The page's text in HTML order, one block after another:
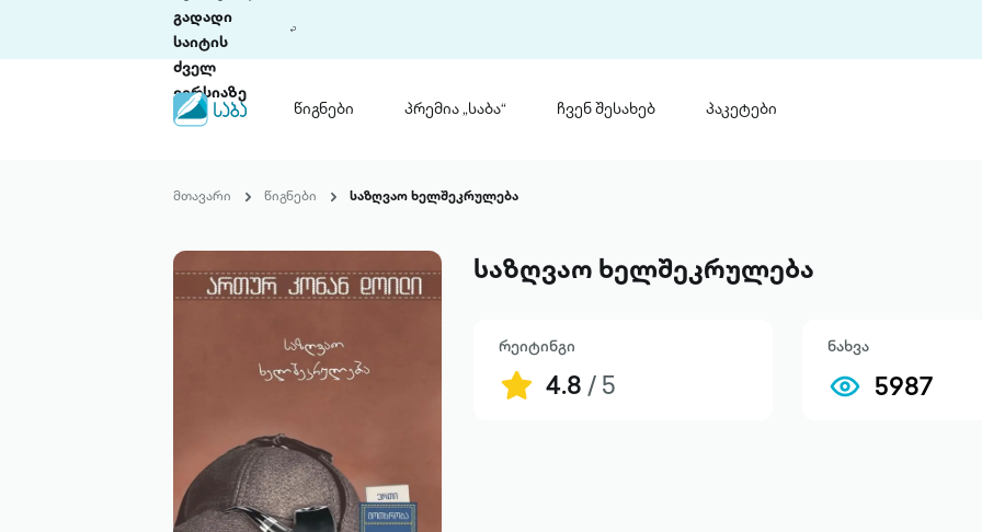
გადადი
საიტის
ძველ
ვერსიაზე
წიგნები პრემია „საბა“
ლიტერატურული პრემია „საბა“
წესდება
საკონკურსო განაცხადი
ჩვენ შესახებ პაკეტები
ჩვენ შესახებ
პაკეტები
მთავარი წიგნები საზღვაო ხელშეკრულება
საზღვაო ხელშეკრულება
რეიტინგი
4.8/ 5
ნახვა
5987